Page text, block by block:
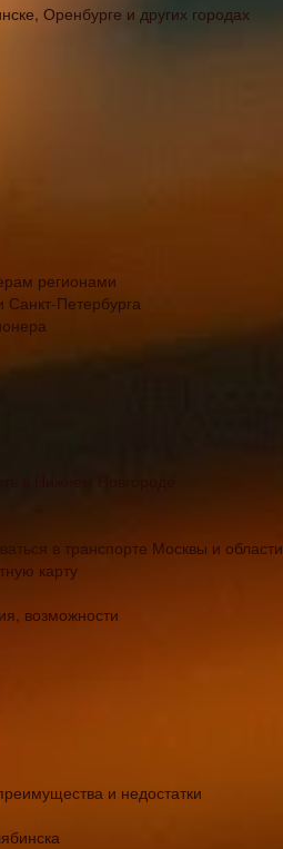
Оренбурге и других городах
регионами
Санкт-Петербурга
в транспорте Москвы и области
карту
возможности
и недостатки